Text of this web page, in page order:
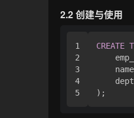
2.2 创建与使用
1
2
3
4
CREATE